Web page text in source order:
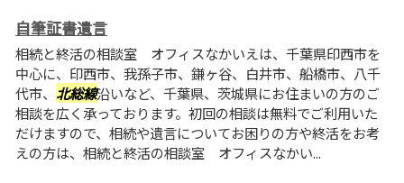
自筆証書遺言
相続と終活の相談室 オフィスなかいえは、千葉県印西市を
中心に、印西市、我孫子市、鎌ヶ谷、白井市、船橋市、八千
代市、 北総線沿いなど、千葉県、茨城県にお住まいの方のご
相談を広く承っております。初回の相談は無料でご利用いた
だけますので、相続や遺言についてお困りの方や終活をお考
えの方は、相続と終活の相談室 オフィスなかい...